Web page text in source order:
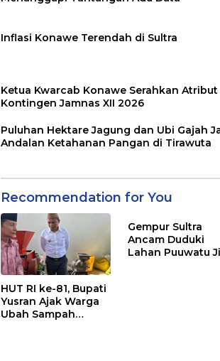
Inflasi Konawe Terendah di Sultra
Ketua Kwarcab Konawe Serahkan Atribut
Kontingen Jamnas XII 2026
Puluhan Hektare Jagung dan Ubi Gajah
Andalan Ketahanan Pangan di Tirawuta
Recommendation for You
HUT RI ke-81, Bupati
Yusran Ajak Warga
Ubah Sampah
Gempur Sultra
Ancam Duduki
Lahan Puuwatu